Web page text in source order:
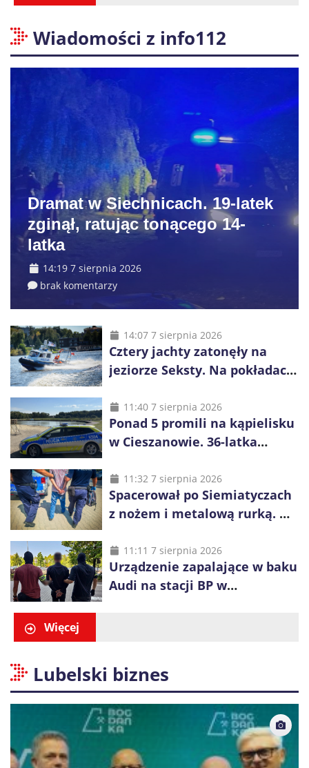
Wiadomości z info112
Dramat w Siechnicach. 19-latek
zginął, ratując tonącego 14-
latka
14:19 7 sierpnia 2026
brak komentarzy
14:07 7 sierpnia 2026
Cztery jachty zatonęły na
jeziorze Seksty. Na pokładach
małoletnich
11:40 7 sierpnia 2026
Ponad 5 promili na kąpielisku
w Cieszanowie. 36-latka
z wody
11:32 7 sierpnia 2026
Spacerował po Siemiatyczach
z nożem i metalową rurką. W
alkohol i perfumy
11:11 7 sierpnia 2026
Urządzenie zapalające w baku
Audi na stacji BP w
Więcej
Lubelski biznes